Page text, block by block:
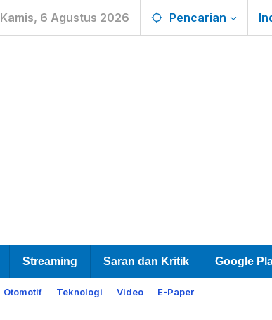
Kamis, 6 Agustus 2026 Pencarian
Streaming Saran dan Kritik Google
Otomotif Teknologi Video E-Paper